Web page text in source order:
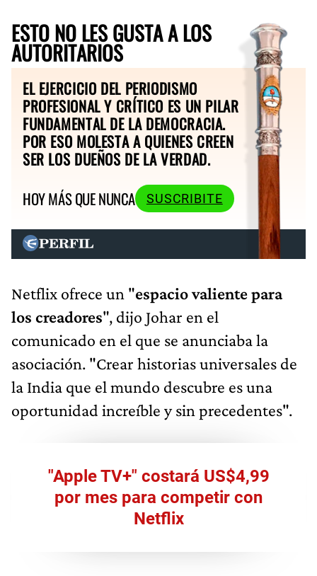
ESTO NO LES GUSTA A LOS
AUTORITARIOS
EL EJERCICIO DEL PERIODISMO
PROFESIONAL Y CRÍTICO ES UN PILAR
FUNDAMENTAL DE LA DEMOCRACIA.
POR ESO MOLESTA A QUIENES CREEN
SER LOS DUEÑOS DE LA VERDAD.
HOY MÁS QUE NUNCA
SUSCRIBITE
Netflix ofrece un "espacio valiente para
los creadores", dijo Johar en el
comunicado en el que se anunciaba la
asociación. "Crear historias universales de
la India que el mundo descubre es una
oportunidad increíble y sin precedentes".
"Apple TV+" costará US$4,99
por mes para competir con
Netflix